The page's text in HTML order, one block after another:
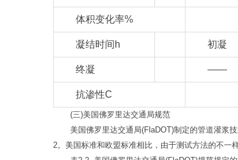
体积变化率%
凝结时间h 初凝
终凝 ——
抗渗性C
(三)美国佛罗里达交通局规范
美国佛罗里达交通局(FlaDOT)制定的管道灌浆
2。美国标准和欧盟标准相比，由于测试方法的不一